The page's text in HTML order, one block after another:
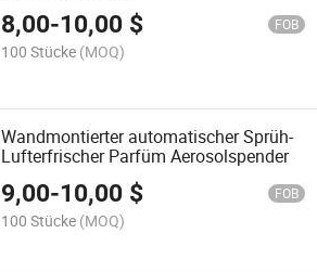
Schaumflüssigseifenspender
8,00-10,00 $ FOB
100 Stücke (MOQ)
Wandmontierter automatischer Sprüh-
Lufterfrischer Parfüm Aerosolspender
9,00-10,00 $ FOB
100 Stücke (MOQ)